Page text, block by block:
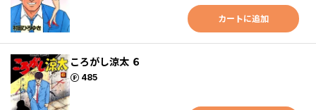
カートに追加
ころがし涼太 ６
485
ポイント